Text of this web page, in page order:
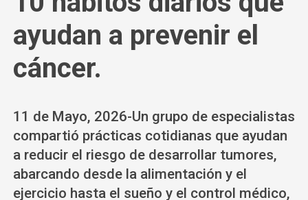
ayudan a prevenir el
cáncer.
11 de Mayo, 2026-Un grupo de especialistas
compartió prácticas cotidianas que ayudan
a reducir el riesgo de desarrollar tumores,
abarcando desde la alimentación y el
ejercicio hasta el sueño y el control médico,